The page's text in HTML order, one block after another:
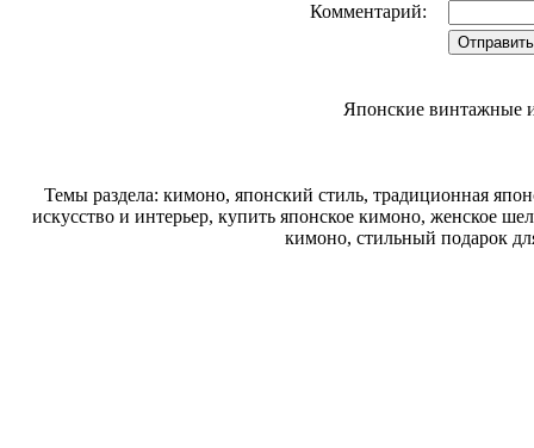
Комментарий:
Японские винтажные
Темы раздела: кимоно, японский стиль, традиционная
искусство и интерьер, купить японское кимоно, женское
кимоно, стильный подарок